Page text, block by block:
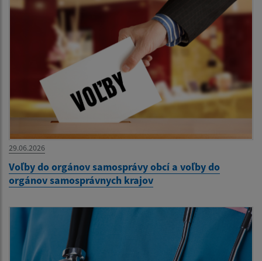
29.06.2026
Voľby do orgánov samosprávy obcí a voľby do
orgánov samosprávnych krajov